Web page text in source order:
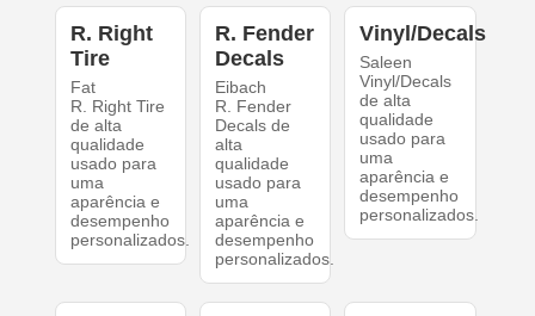
R. Right
Tire
Fat
R. Right Tire
de alta
qualidade
usado para
uma
aparência e
desempenho
personalizados.
R. Fender
Decals
Eibach
R. Fender
Decals de
alta
qualidade
usado para
uma
aparência e
desempenho
personalizados.
Vinyl/Decals
Saleen
Vinyl/Decals
de alta
qualidade
usado para
uma
aparência e
desempenho
personalizados.